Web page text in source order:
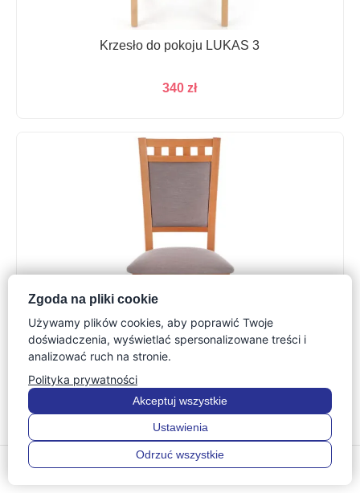
Krzesło do pokoju LUKAS 3
340zł
Eleganckie krzesło MONDO 1
326zł
0
Zgoda na pliki cookie
Używamy plików cookies, aby poprawić Twoje
doświadczenia, wyświetlać spersonalizowane treści i
analizować ruch na stronie.
Polityka prywatności
Ustawienia
Odrzuć wszystkie
Akceptuj wszystkie